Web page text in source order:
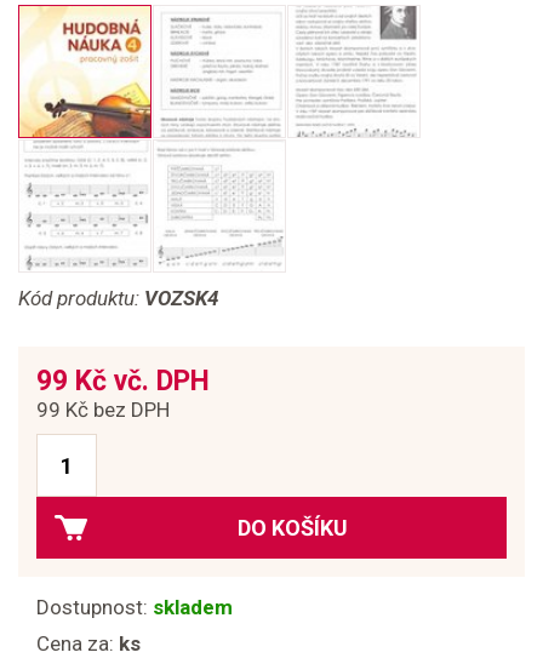
Kód produktu: VOZSK4
99 Kč vč. DPH
99 Kč bez DPH
DO KOŠÍKU
Dostupnost: skladem
Cena za: ks